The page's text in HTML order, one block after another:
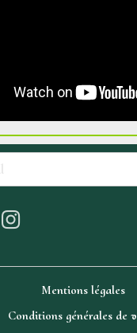
Mentions légales
Conditions générales de